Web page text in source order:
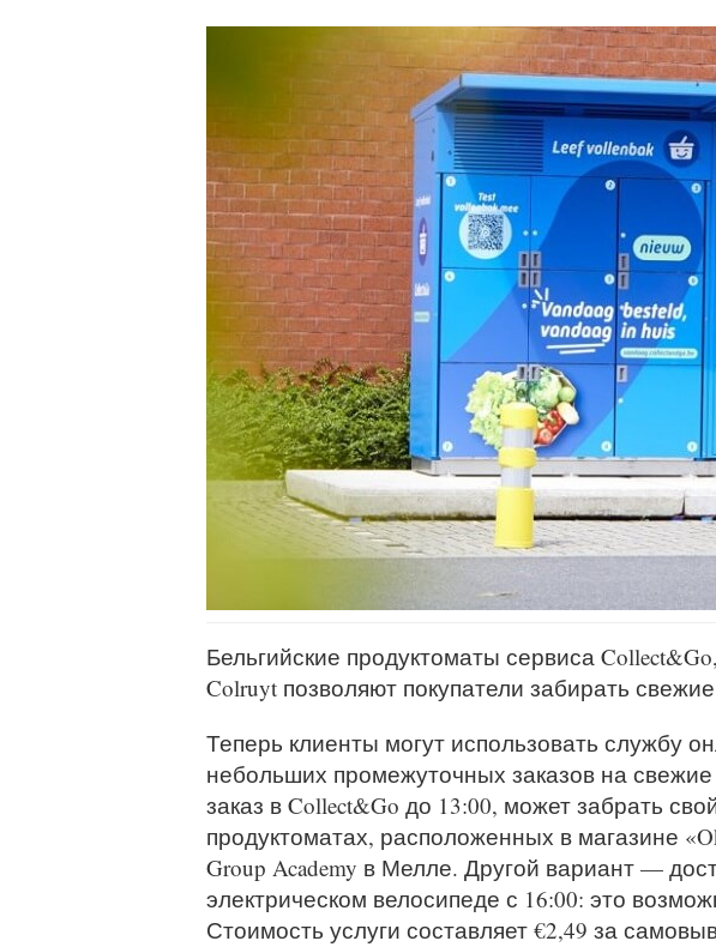
Бельгийские продуктоматы сервиса
Colruyt позволяют покупатели забирать
Теперь клиенты могут использовать службу
небольших промежуточных заказов на
заказ в Collect&Go до 13:00, может забрать
продуктоматах, расположенных в магазине
Group Academy в Мелле. Другой вариант —
электрическом велосипеде с 16:00: это
Стоимость услуги составляет €2,49 за